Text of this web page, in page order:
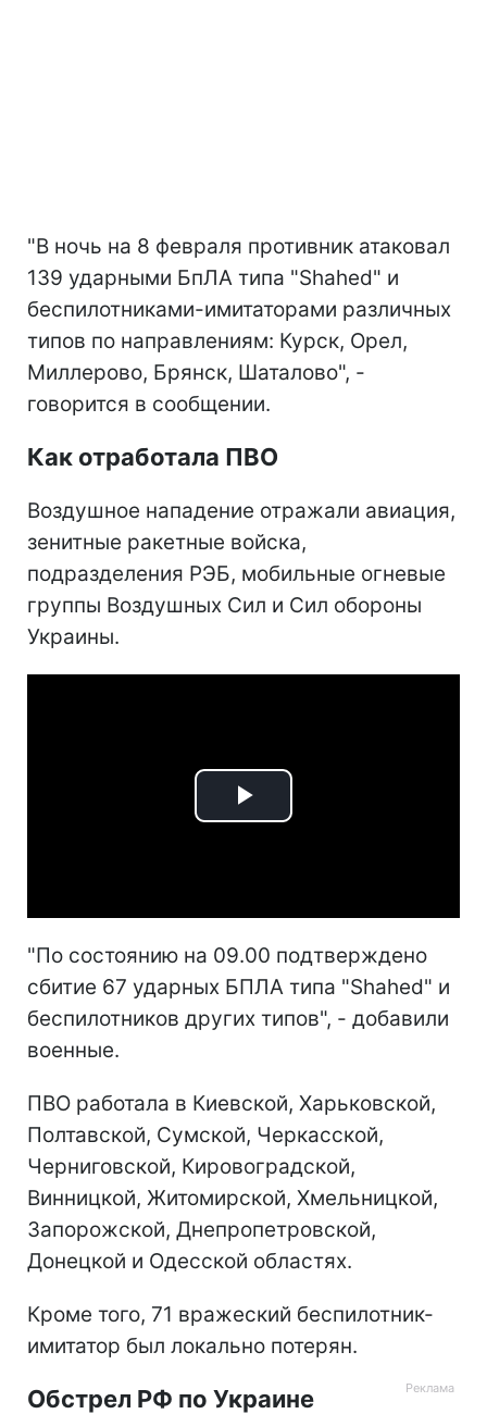
"В ночь на 8 февраля противник атаковал
139 ударными БпЛА типа "Shahed" и
беспилотниками-имитаторами различных
типов по направлениям: Курск, Орел,
Миллерово, Брянск, Шаталово", -
говорится в сообщении.
Как отработала ПВО
Воздушное нападение отражали авиация,
зенитные ракетные войска,
подразделения РЭБ, мобильные огневые
группы Воздушных Сил и Сил обороны
Украины.
Play
"По состоянию на 09.00 подтверждено
сбитие 67 ударных БПЛА типа "Shahed" и
беспилотников других типов", - добавили
военные.
ПВО работала в Киевской, Харьковской,
Полтавской, Сумской, Черкасской,
Черниговской, Кировоградской,
Винницкой, Житомирской, Хмельницкой,
Запорожской, Днепропетровской,
Донецкой и Одесской областях.
Кроме того, 71 вражеский беспилотник-
имитатор был локально потерян.
Обстрел РФ по Украине